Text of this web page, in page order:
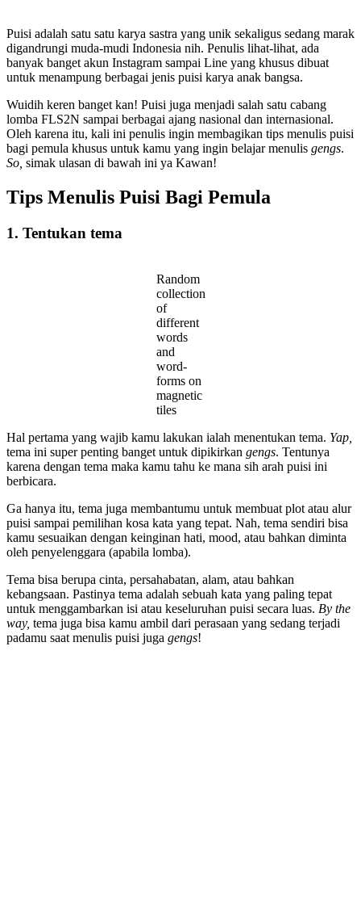
Puisi adalah satu satu karya sastra yang unik sekaligus sedang marak
digandrungi muda-mudi Indonesia nih. Penulis lihat-lihat, ada
banyak banget akun Instagram sampai Line yang khusus dibuat
untuk menampung berbagai jenis puisi karya anak bangsa.
Wuidih keren banget kan! Puisi juga menjadi salah satu cabang
lomba FLS2N sampai berbagai ajang nasional dan internasional.
Oleh karena itu, kali ini penulis ingin membagikan tips menulis puisi
bagi pemula khusus untuk kamu yang ingin belajar menulis gengs.
So, simak ulasan di bawah ini ya Kawan!
Tips Menulis Puisi Bagi Pemula
1. Tentukan tema
Random
collection
of
different
words
and
word-
forms on
magnetic
tiles
Hal pertama yang wajib kamu lakukan ialah menentukan tema. Yap,
tema ini super penting banget untuk dipikirkan gengs. Tentunya
karena dengan tema maka kamu tahu ke mana sih arah puisi ini
berbicara.
Ga hanya itu, tema juga membantumu untuk membuat plot atau alur
puisi sampai pemilihan kosa kata yang tepat. Nah, tema sendiri bisa
kamu sesuaikan dengan keinginan hati, mood, atau bahkan diminta
oleh penyelenggara (apabila lomba).
Tema bisa berupa cinta, persahabatan, alam, atau bahkan
kebangsaan. Pastinya tema adalah sebuah kata yang paling tepat
untuk menggambarkan isi atau keseluruhan puisi secara luas. By the
way, tema juga bisa kamu ambil dari perasaan yang sedang terjadi
padamu saat menulis puisi juga gengs!